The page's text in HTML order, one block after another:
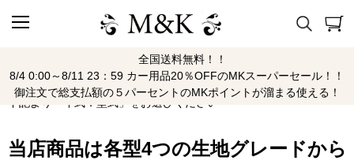
全国送料無料！！
8/4 0:00～8/11 23：59 カー用品20％OFFのMKスーパーセール！！
御注文で総支払額の５パーセントのMKポイントが溜まる使える！
セルボ
下記より「年式：型式」をお選びください
当店商品は各型4つの生地グレードから